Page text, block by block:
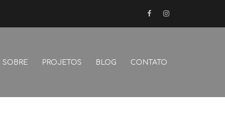
FB Instagram
SOBRE PROJETOS BLOG CONTATO